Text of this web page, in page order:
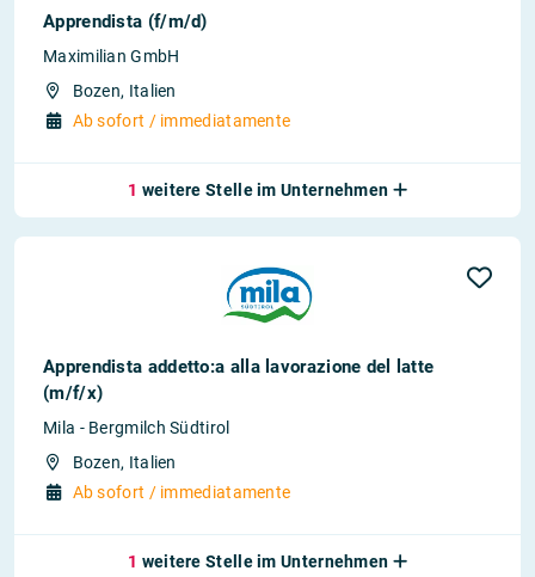
Apprendista (f/m/d)
Maximilian GmbH
Bozen, Italien
Ab sofort / immediatamente
1 weitere Stelle im Unternehmen
Apprendista addetto:a alla lavorazione del latte
(m/f/x)
Mila - Bergmilch Südtirol
Bozen, Italien
Ab sofort / immediatamente
1 weitere Stelle im Unternehmen